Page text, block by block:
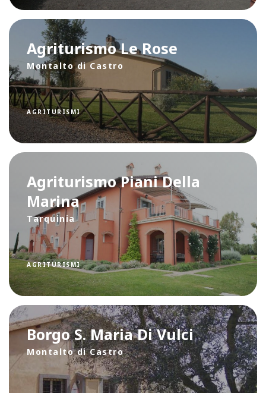
Agriturismo Le Rose
Montalto di Castro
AGRITURISMI
Agriturismo Piani Della
Marina
Tarquinia
AGRITURISMI
Borgo S. Maria Di Vulci
Montalto di Castro